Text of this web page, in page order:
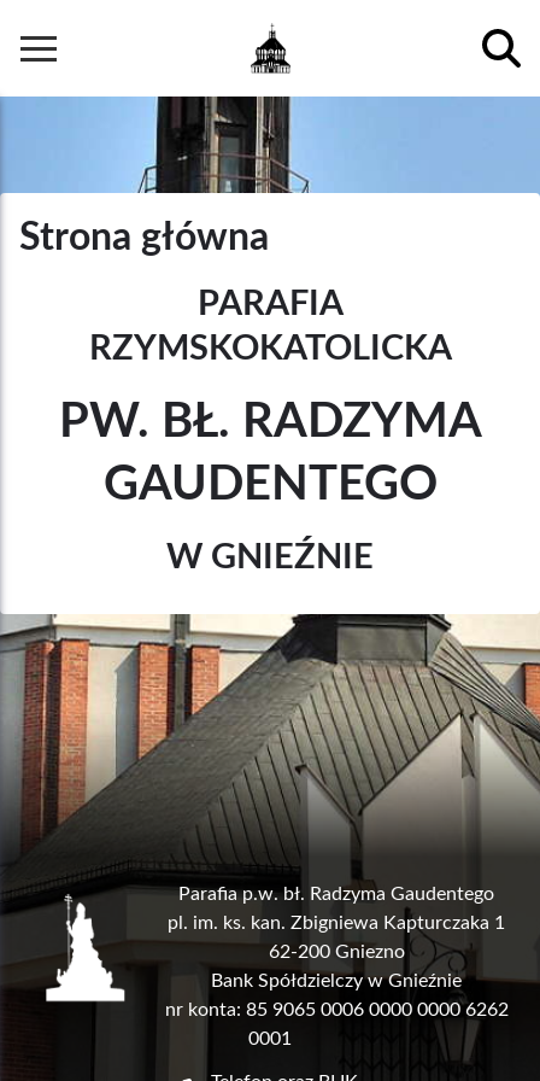
do
treści
Główna
nawigacja
Strona główna
PARAFIA
RZYMSKOKATOLICKA
PW. BŁ. RADZYMA
GAUDENTEGO
W GNIEŹNIE
Parafia p.w. bł. Radzyma Gaudentego
pl. im. ks. kan. Zbigniewa Kapturczaka 1
62-200 Gniezno
Bank Spółdzielczy w Gnieźnie
nr konta: 85 9065 0006 0000 0000 6262
0001